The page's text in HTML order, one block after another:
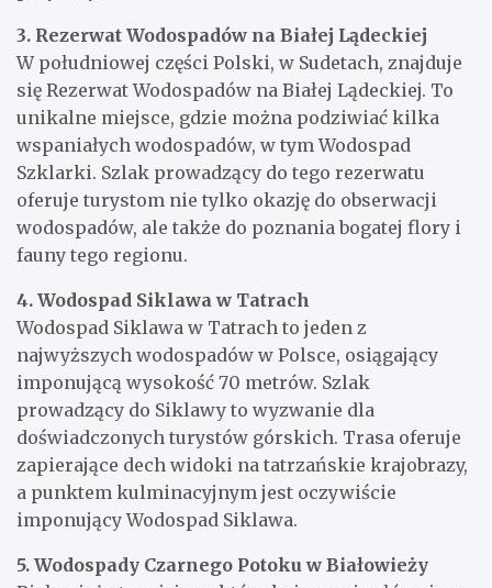
3. Rezerwat Wodospadów na Białej Lądeckiej
W południowej części Polski, w Sudetach, znajduje
się Rezerwat Wodospadów na Białej Lądeckiej. To
unikalne miejsce, gdzie można podziwiać kilka
wspaniałych wodospadów, w tym Wodospad
Szklarki. Szlak prowadzący do tego rezerwatu
oferuje turystom nie tylko okazję do obserwacji
wodospadów, ale także do poznania bogatej flory i
fauny tego regionu.
4. Wodospad Siklawa w Tatrach
Wodospad Siklawa w Tatrach to jeden z
najwyższych wodospadów w Polsce, osiągający
imponującą wysokość 70 metrów. Szlak
prowadzący do Siklawy to wyzwanie dla
doświadczonych turystów górskich. Trasa oferuje
zapierające dech widoki na tatrzańskie krajobrazy,
a punktem kulminacyjnym jest oczywiście
imponujący Wodospad Siklawa.
5. Wodospady Czarnego Potoku w Białowieży